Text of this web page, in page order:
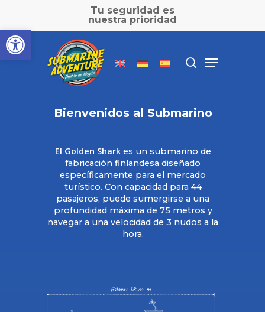
Abrir barra de herramientas
main
content
Tu seguridad es
nuestra prioridad
search
Menu
Inicio»El Submarino
Bienvenidos al Submarino
El Golden Sharkes un submarino de
fabricación finlandesa diseñado
específicamente para el mercado
turístico. Con capacidad para 44
pasajeros, puede sumergirse a una
profundidad máxima de 75 metros y
navegar a una velocidad de 3 nudos a la
hora.